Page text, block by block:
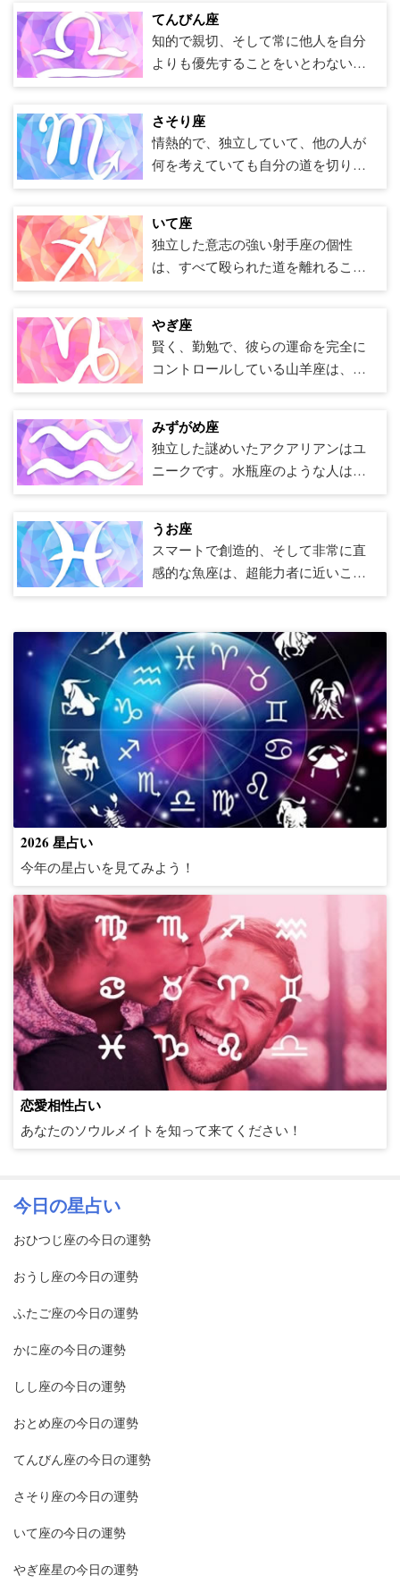
気性は資産になることができます。
牡羊座が怒っているとき、彼らはパ
ッシブアグレッシブカードをプレイ
て、彼らの気性はオフになる可能性
があります。毎日ジムに行く、深呼
吸をする、世界に自分の考えをツイ
ートする前に冷やす方法を学ぶな
ど、怒りを解消する方法を学ぶこと
は、ラムズにとって生涯にわたるプ
ロセスです。 恋愛に関して言えば、
牡羊座はすべて最初の魅力です。彼
せられた最初の文で化学を感じるこ
とができます。率直で恥ずかしがら
ずに、牡羊座は彼らが望む誰かを追
いかけるために彼らの力ですべてを
がりを遅くし、育てる方法を学ぶ必
要があります。花火は楽しいです
が、必ずしも素晴らしい試合になる
い愛好家です。用途が広く、情熱的
で、常にその瞬間に投資していま
す。
わけではありません。地球に固定さ
れたおうし座は、常に喜びを求めて
います。贅沢なマッサージを楽しん
だり、恋人とベッドで何時間も過ご
したり、長期滞在したりする場合で
も、タウレア人は自分の体に存在し
ていると感じるのが大好きで、頻繁
に自分の肉体に触れる必要がありま
は正直であることがすべてです。そ
のため、おうし座との最初のデート
は就職の面接に似ているかもしれま
せん。彼らは失礼ではありません。
築されており、あなたが最初から適
切かどうかを確認しようとしている
だけです。そして、おうし座との交
さい。おうし座は、中空の褒め言葉
に耐えるよりも、衣装がお世辞では
ないと聞いたほうがいいでしょう。
おうし座は、たとえそれが彼らを幸
ても、嘘をついている人に対して恨
みを抱きます。ベッドの中で、おう
し座は、パートナーがそれをステッ
プアップし、喜びを与えるだけでな
与える恋人です！ 詳細志向の牡牛座
は気難しいように見えるかもしれま
せんが、それは彼らが気分を害した
いからではありません。彼らは単に
最高のものを要求し、彼らは彼らの
人生の人々が提供することを期待し
ています。おうし座は強い内的衝動
を持っていますが、特に彼らが無意
味だと思うことや別の方法でやるべ
た場合、彼らは権威を尊重するのに
苦労することがあります。柔軟で流
れに沿って進むことを学ぶことは、
おうし座にとって有利な場合があり
ます。タウレア人は豊かな内面の生
活を送っていますが、外面の特質を
大切にしており、完璧な服装、車、
履歴書を持っていない人を見落とす
可能性があります。おうし座にとっ
て、それが生涯の教訓であると完全
に理解する前に誰かを書き留めるこ
一致を書き留めるには速すぎるかも
りに、彼らはガラス半分の楽観主義
と、ほぼすべての状況で常に明るい
面を見て、足に着地する能力を持っ
しているときでさえ、双子は決して
退屈しません。実際、ジェミニは自
分の会社を維持することに満足して
おり、孤独な空想を現実に変えるこ
とができます。 ジェミニは愛に恋を
していて、彼らはそのすべての儀式
を崇拝しています。ジェミニはデー
トが大好きで、世界はジェミニが大
的に落ち着きます。なぜなら、パー
トナーを選択すると、このサインは
信じられないほど忠実で安定してい
るからです。ジェミニは常に物事を
とんど何でも試してみて幸せです。
彼らは自分のセクシュアリティを誇
りに思っており、頻繁な身体的チェ
っかりと固定されています。彼らに
とって、セックスは人生のお祝いで
あり、ジェミニはセックスと人生の
両方を愛しています。ふたご座があ
であるという不公平な代表にもかか
わらず、彼らはあなたが反対するこ
とをしていると感じたり、あなたが
彼らに忠実ではないと感じたりする
と、彼らは人生に忠実です。彼らの
意見を表明することを恐れません。
常に状況のすべての側面を見るため
の兆候であるジェミニは、問題の根
本に行く前に友人からの意見を求め
ではなく、情報を収集することで
す。ジェミニは、自分で時間を読ん
だり、作成したり、空想にふけった
り、自分の贈り物を世界と共有する
他の方法を考え出すのが好きです。
ジェミニが本当に彼らの贈り物を利
用して共有することができるとき、
それらはゾディアックの残りの部分
を動機づけ、刺激し、そして魅了す
ることができる止められないエネル
ギーの力です。
す。それは、このサインとのやりが
いのある相互作用につながる可能性
があります。特に白い嘘が含まれて
いる場合、カニは小さな話を嫌いま
す（両方の当事者がお互いを避けた
いことが明らかな場合は、「お会い
できてうれしいです！」など）。だ
むしろ、全員が同じページにいる小
さなグループで時間を過ごすことを
望んでいます。 ロマンスでは、カニ
は寛大な恋人であり、見返りに同じ
ことを期待しています。カニはマイ
ンドゲームを超えており、追跡のス
リルを嫌っています。誰かを愛して
いるなら、今すぐ言ってみません
後に熱心な恋に落ちることは珍しく
ありません、そしてその決定が突然
であるとしても、それは簡単に一生
続くことができます。カニはペアの
向があり、最良の関係は彼らの最大
の特徴を引き出します。しかし、カ
ニはデュオで繁栄しますが、彼また
ソロで物事を行うには十分な時間が
必要です。 時々、カニは夢を実現す
るために、より根拠のある兆候の1つ
からの助けを必要とします。カニは
創造するのが大好きで、絵を描くこ
と、書くこと、あるいは単に読むこ
とでさえ、ある種の創造的な出口を
必要としています。カニはまた、よ
り高い力に接続するのが大好きで、
宗教や精神修養に慰めを見いだすか
である可能性がありますが、ユーモ
アのセンスが悪い面もあり、周囲の
人々を観察して模倣することに長け
ています。最後に、カニは信じられ
ないほど忠実であり、時には欠点が
あります。カニは地球の果てまで行
き、自分の信念に反して、愛する人
を助けます。彼らが信じていること
のためにステップアップする方法を
学ぶことは、たとえそれが断る、ま
としても、カニにとって生涯の教訓
です。干支の感情的な中心として、
らは偽りの謙虚さを信じておらず、
よくやった仕事を最初に称賛するで
しょう。しかし、レオは自己拡大し
ん。このサインは、尊敬され、賞賛
されるために、リーダーにふさわし
い努力をする必要があることを知っ
ています。 しかし、それはライオン
ズにとってすべての努力が必要なわ
けではありません。強烈でエネルギ
ッシュなレオは、社会的交流で繁栄
ために彼らを固定するのは別の話で
す。レオは自分自身を第一に考え、
彼らの議題や楽しみのアイデアに合
わない計画を断ります。この特徴は
彼らに傲慢さで不当な評判を得てい
ます。しかし逆に、ライオンがあな
たと一緒に時間を過ごすことを選ん
だとき、それは本当に彼または彼女
ていた。彼らは壮大なジェスチャー
が大好きで、彼らがどれほど注意深
く思いやりがあるかを世界に示した
いと思っています。彼らはまた派手
ば彼らのパートナーに最大かつ最高
のプレゼントを購入します。レオは
冒険家であり、社会的義務の激しい
生活と旅行のバランスを取り、リラ
ックスして贅沢な時間を過ごすこと
を目指しています。仕事と外見はこ
の兆候にとって重要であり、たとえ
それが彼らの貴重な余暇を一時的に
犠牲にすることを意味するとして
得するために必要なことは何でも喜
んでします。決してクリークではな
く、常にすべての人に親しみやすさ
と礼儀正しさを示します。他のほと
んどの人はレオニンの個性に魅了さ
れていますが、レオは彼ら自身の最
も厳しい批評家であり、毎日の挑戦
を彼らができる最高の、最も明る
く、そして最も大胆なライオンであ
ると考えています。
したりするためにそこにいます。実
用的な乙女座は全体像の思考に非常
に精通しており、彼らの人生、休
いることを計画することは、彼らが
コントロールして安全であると感じ
させるドラッグではありません。 乙
しがり屋に見えることがあります。
乙女座はすぐに秘密を漏らすことは
ありません、そして乙女座の信頼を
獲得することは重要です。しかし、
一度やれば、その処女は一生の友達
になります。そして、あなたが恥ず
かしがり屋の乙女座と付き合ってい
的なサインの1つである乙女座は、自
分の身体とのつながりを専門として
います。この地球のサインは、パー
トナーとの身体的なつながりを愛
し、祝っています。 。乙女座は、土
壇場でのキャンセルのように、些細
で避けられない場合でも、誰かが彼
または彼女を失望させることを嫌い
たくないので、彼らは自分自身を最
後に置くかもしれません。乙女座は
愛し、美しさに触発されています。
彼らは自分たちが何を着ているの
か、そしてどのように家を飾ってい
るのかを自分たちの個性の延長だと
考えています。人生のすべてが完璧
に見えるとき、彼らは繁栄します。
知的で生涯学習者である乙女座は、
新しいことに挑戦し、本を読み、世
らは喜んで成人教育コースに申し込
むでしょう、そして彼らは本を持っ
てベッドで午後を過ごすのがかなり
理想的であると考えます。乙女座は
大規模なパーティーよりも良い友達
との夜を好み、社交と同じくらいダ
ウンタイムを大切にします。このサ
インは、コンテンツになるためにカ
レンダーを埋める必要はありませ
ん。
てんびん座
知的で親切、そして常に他人を自分
よりも優先することをいとわない
Librasは、あらゆる形態の調和を大切
に支配されたてんびん座は、見栄え
のする人生を愛しています。妥協と
外交の達人として、天秤座はすべて
協を作り上げ、他者間の調停を行う
ことに長けています。この星座は豊
かな内面の生活を送っていますが、
の大規模なグループと常に幸せで
す。 空気の星座、てんびん座はしば
しば「雲の中にいる」ことがありま
す、」そして彼または彼女は大きな
計画を立てることに優れています
が、フォロースルーは難しい場合が
あります。おとめ座や山羊座のよう
に表現するのを助けることができま
す、特にワークスペースで。しか
し、空想のためにLibransを呼び出さ
ないでください。彼らの想像力は、
や文学でのキャリアを見つけること
によって、想像力を働かせることが
よくあります。そして、彼らはその
人生を最高のものに見せ、感じさせ
るために全体像のアプローチを取り
ます。彼らはその全体像から何が欠
けているのかを理解するのに多くの
時間を費やし、仕事、パートナー、
家族など、1つのことに集中しすぎる
んびん座は、セルフケアの儀式や個
人的な追求のための十分な時間を含
めるようにスケジュールのバランス
を取り、焦点を変えるのに十分な柔
軟性を与えるときに最高の状態にな
ります。 てんびん座が恋に落ちると
き、彼または彼女は激しく落ちま
す、しかし、このサインはまた、彼
または彼女の人生に複数の壮大な愛
の余地があることを認識していま
す。スケールは愛について実用的で
な季節があることが多いことを認識
さそり座
情熱的で、独立していて、他の人が
何を考えていても自分の道を切り開
くことを恐れない蠍座は、どこへ行
を愛し、論争を恐れず、討論から後
退することはありません。彼らはま
た、本物ではない人々を憎み、本物
がきれいでなくても。 これらの特性
のすべてのために、蠍座は威圧的に
見え、知らない人にはやや閉鎖され
のは、蠍座は無愛想に見えるかもし
れませんが、水の兆候として、彼ら
はまた彼らの感情と非常に調和して
いて、時には彼らの感情に巻き込ま
れているかもしれないということで
す。 これは蠍座の中心的な対立につ
ながります：彼らの感情は彼らを駆
無防備で制御不能に感じさせる可能
性があります。この対立のために、
蠍座は、彼らの名前の由来である蠍
座のように、外殻を立てて、とげの
あるように見えるかもしれません。
蠍座は110％の熱意をもって提供しな
ければならないすべての人生に飛び
込みます。蠍座はあなたの最も忠実
な友人であり、最も献身的な従業員
要求を満たさないならば、彼らを彼
らのリストから外すことを決定す
る。問題は、これがしばしば彼らの
パートナーに彼らが何を望んでいる
のかわからないままにし、マインド
リーダーの役割を果たす必要がある
ということです。蠍座とそのパート
ナーがこの最初のハードルを乗り越
えることができれば、高低の両方で
つながりが強くなります。蠍座は他
く戦うでしょう。そして、彼らのパ
ートナーが絶対に正直であることを
いて座
独立した意志の強い射手座の個性
は、すべて殴られた道を離れること
です。射手座は群れから離れること
く、彼または彼女が望むものを追い
かける生まれながらのリーダーで
す。射手座は生まれながらの冒険家
す。射手座はまた、彼らの心の内面
の働きを探求するのが大好きで、良
い本や映画を通して彼らの視野を広
射手座は常に真実です。このため、
他人の気持ちを傷つけたり、タクト
や共感がないために呼び出されたり
することがあります。後者は真実で
で、射手座は他の人の立場に立つこ
とに長けています-それが多くの射手
座が成功した俳優である理由です-し
かし彼らは茂みの周りを殴ったり嘘
をついたりする必要性を感じませ
ん。あなたは彼らが本当に考えてい
ることをあなたに伝えるために射手
座を信頼することができます。 ベッ
ドと人間関係において、射手座は冒
したり、障壁を打ち破ったりするこ
とができます。ベッドの中で、射手
座は新しい位置、新しいおもちゃを
試し、すべてを冒険にするのが大好
きです。人間関係では、射手座 は自
分自身に正直で真実であり、それは
彼らが人間関係から移動することを
意味するかもしれません。それが機
能していない場合、それは機能して
おらず、射手座は他の人の気持ちの
ためにとどまりません。射手座は常
射手座は感情的な恐喝に関与しませ
やぎ座
賢く、勤勉で、彼らの運命を完全に
コントロールしている山羊座は、個
人的な生活と職業的な生活の両方
決めたものを手に入れます。山羊座
は頑固であるという評判を得るかも
しれませんが、彼らは単に自分が何
なく、他の人がどのように振る舞う
ことを望んでいるかも知っていま
す。物事を行う。山羊座は箱の外で
る場合を好みます。自由な統治は、
選択によって麻痺したように感じる
可能性があります。山羊座は企業の
はしごを登るのに優れており、特に
お金を稼ぐ（そして投資する）こと
に長けています。山羊座は家族を愛
し、伝統に多くの株を置いていま
す。山羊座は、すべてを完璧にしよ
うとすることにストレスを感じるか
のように感じられるかではなく、物
事がどのように見えるかに過度に焦
点を合わせていることがあります。
他の人がそれらを認識する方法を超
えて自己、そして成果を積み上げる
ことは彼らの性格のほんの一部であ
ることを認識します。 山羊座は忠実
な友人であり、あなたがそれらを知
るようになると面白くてずる賢いユ
ーモアのセンスを持っています-それ
らを描くのは楽しいです彼らの殻か
ナーであり、パートナーが成功と幸
福を見つけるのを助けることに焦点
みずがめ座
独立した謎めいたアクアリアンはユ
ニークです。水瓶座のような人は誰
もいません。それぞれが非常に個性
するのは難しい場合があります。ア
クアリアンはラベルが好きではな
く、形容詞を敬遠する可能性があり
変化と進化の本質を信じており、不
動宮であっても、生まれたときと
「同じ」人であるとは限らないかも
しれません。 水族館は強い社会正義
感を持っており、世界をより良い場
所にし、自分たちを無限の人間の鎖
の1つのリンクと見なします。彼ら
は、他の人が彼らをどのように扱っ
ているか、または他の人に彼らをど
ではなく、他の人を非常に心配して
います。
うお座
スマートで創造的、そして非常に直
感的な魚座は、超能力者に近いこと
ができます。うお座は物事を深く感
を示します。うお座は奥深くから物
事を「知って」おり、人や状況が良
いか悪いかを判断できることがよく
あります。しかし、それは魚座が彼
らの脳の論理的な部分を無視すると
いう意味ではありません。非常に知
的な魚座は、人間の心の力に深い敬
意を払っています。アルバートアイ
ンシュタインが魚座だったのは驚き
ループでうまくやっています。
時々、魚座は彼らが内部と外部の自
己を持っているように感じるかもし
れません、そして彼らは彼ら自身の
それらの2つの半分を再調整するため
にソロで多くの時間を費やす必要が
あるかもしれません。うお座は、そ
れ自体が孤独であることはめったに
なく、活発な想像力を持っていま
す。創造的で、魚座は芸術や音楽を
読んだり、探索したり、作成した
するのが大好きです。 魚座は静かに
見えるかもしれませんが、信じられ
2026 星占い
今年の星占いを見てみよう！
恋愛相性占い
あなたのソウルメイトを知って来てください！
今日の星占い
おひつじ座の今日の運勢
おうし座の今日の運勢
ふたご座の今日の運勢
かに座の今日の運勢
しし座の今日の運勢
おとめ座の今日の運勢
てんびん座の今日の運勢
さそり座の今日の運勢
いて座の今日の運勢
やぎ座星の今日の運勢